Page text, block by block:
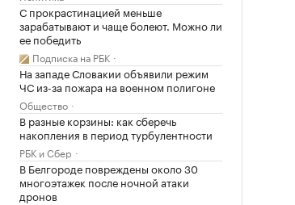
С прокрастинацией меньше
зарабатывают и чаще болеют. Можно ли
ее победить
Подписка на РБК
На западе Словакии объявили режим
ЧС из-за пожара на военном полигоне
Общество
В разные корзины: как сберечь
накопления в период турбулентности
РБК и Сбер
В Белгороде повреждены около 30
многоэтажек после ночной атаки
дронов